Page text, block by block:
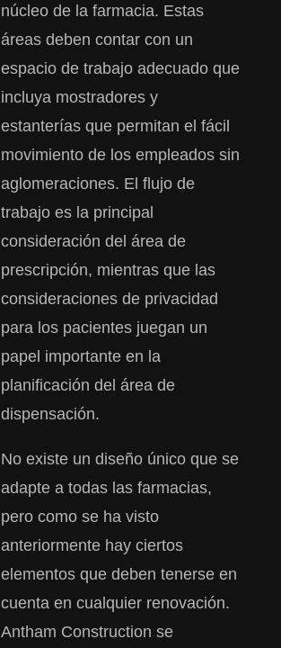
núcleo de la farmacia. Estas
áreas deben contar con un
espacio de trabajo adecuado que
incluya mostradores y
estanterías que permitan el fácil
movimiento de los empleados sin
aglomeraciones. El flujo de
trabajo es la principal
consideración del área de
prescripción, mientras que las
consideraciones de privacidad
para los pacientes juegan un
papel importante en la
planificación del área de
dispensación.
No existe un diseño único que se
adapte a todas las farmacias,
pero como se ha visto
anteriormente hay ciertos
elementos que deben tenerse en
cuenta en cualquier renovación.
Antham Construction se